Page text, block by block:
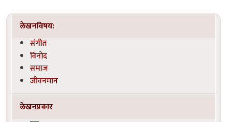
लेखनविषय:
संगीत
विनोद
समाज
जीवनमान
लेखनप्रकार